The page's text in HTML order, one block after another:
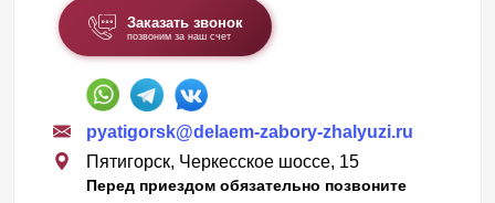
Заказать звонок
позвоним за наш счет
pyatigorsk@delaem-zabory-zhalyuzi.ru
Пятигорск, Черкесское шоссе, 15
Перед приездом обязательно позвоните